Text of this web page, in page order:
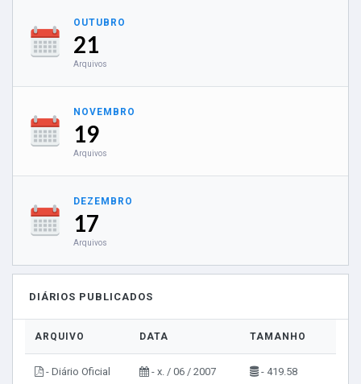
OUTUBRO
21
Arquivos
NOVEMBRO
19
Arquivos
DEZEMBRO
17
Arquivos
DIÁRIOS PUBLICADOS
ARQUIVO DATA TAMANHO
- Diário Oficial - x. / 06 / 2007 - 419.58